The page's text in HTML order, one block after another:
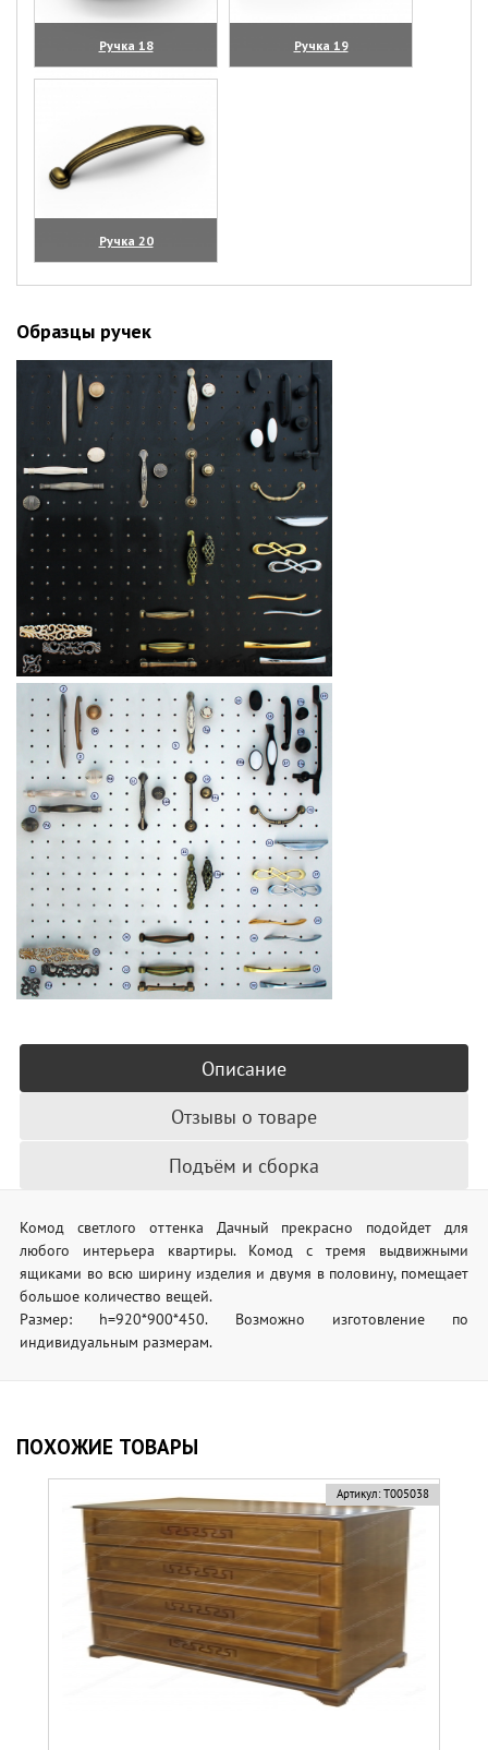
Ручка 18
(увеличить)
Ручка 19
(увеличить)
Ручка 20
(увеличить)
Образцы ручек
Описание
Отзывы о товаре
Подъём и сборка
Комод светлого оттенка Дачный прекрасно подойдет для
любого интерьера квартиры. Комод с тремя выдвижными
ящиками во всю ширину изделия и двумя в половину, помещает
большое количество вещей.
Размер: h=920*900*450. Возможно изготовление по
индивидуальным размерам.
ПОХОЖИЕ ТОВАРЫ
Артикул: Т005038